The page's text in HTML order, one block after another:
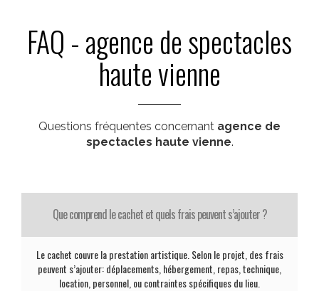
FAQ - agence de spectacles
haute vienne
Questions fréquentes concernant agence de
spectacles haute vienne.
Que comprend le cachet et quels frais peuvent s’ajouter ?
Le cachet couvre la prestation artistique. Selon le projet, des frais
peuvent s’ajouter: déplacements, hébergement, repas, technique,
location, personnel, ou contraintes spécifiques du lieu.